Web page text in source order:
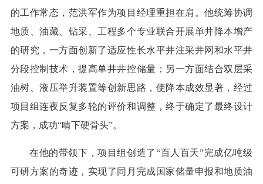
的工作常态，范洪军作为项目经理重担在肩。他统筹协调
地质、油藏、钻采、工程多个专业联合开展单井降本增产
的研究，一方面创新了适应性长水平井注采井网和水平井
分段控制技术，提高单井井控储量；另一方面结合双层采
油树、液压举升装置等创新思路，使降本成效显著，经过
项目组连夜反复多轮的评价和调整，终于确定了最终设计
方案，成功“啃下硬骨头”。
在他的带领下，项目组创造了“百人百天”完成亿吨级
可研方案的奇迹，实现了同月完成国家储量申报和地质油